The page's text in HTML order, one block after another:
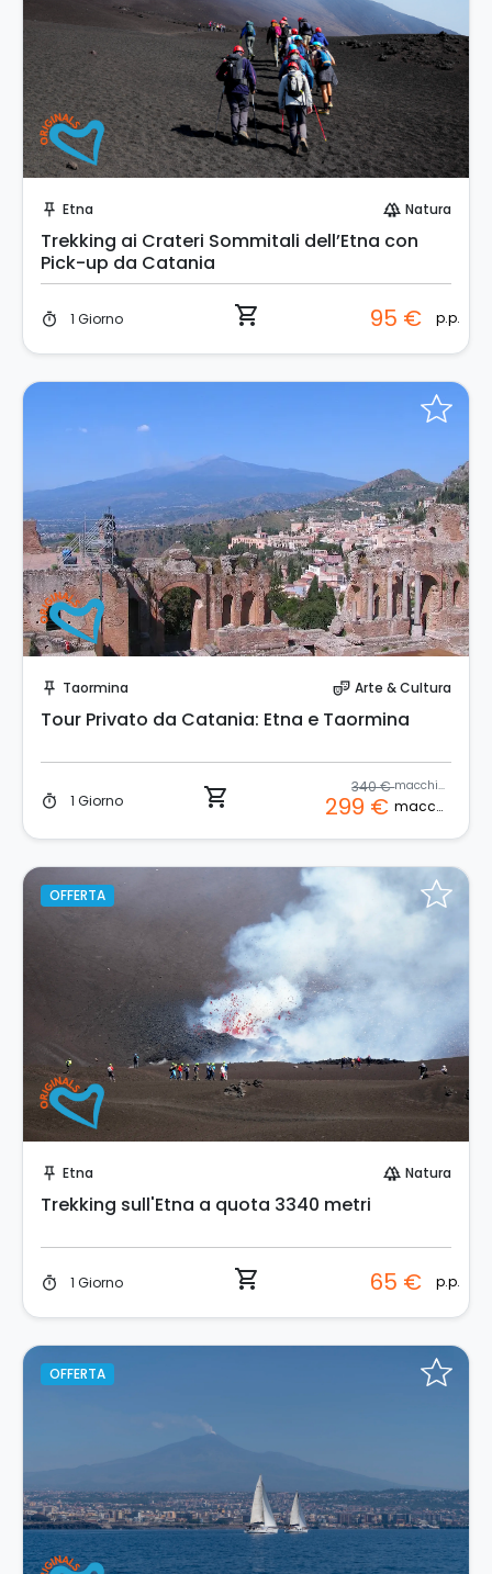
push_pin Etna forest Natura
Trekking ai Crateri Sommitali dell’Etna con
Pick-up da Catania
timer 1 Giorno shopping_cart 95 € p.p.
push_pin Taormina theater_comedy Arte & Cultura
Tour Privato da Catania: Etna e Taormina
timer 1 Giorno shopping_cart 340 € macchina
299 € macchina
OFFERTA
push_pin Etna forest Natura
Trekking sull'Etna a quota 3340 metri
timer 1 Giorno shopping_cart 65 € p.p.
OFFERTA